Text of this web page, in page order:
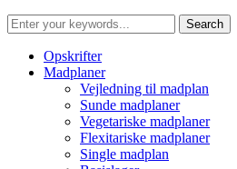
Opskrifter
Madplaner
Vejledning til madplan
Sunde madplaner
Vegetariske madplaner
Flexitariske madplaner
Single madplan